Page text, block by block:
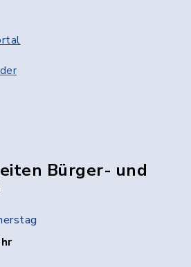
Bürger- und